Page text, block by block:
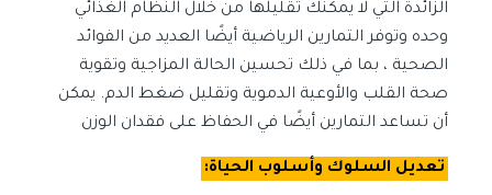
الزائدة التي لا يمكنك تقليلها من خلال النظام الغذائي
وحده وتوفر التمارين الرياضية أيضًا العديد من الفوائد
الصحية ، بما في ذلك تحسين الحالة المزاجية وتقوية
صحة القلب والأوعية الدموية وتقليل ضغط الدم. يمكن
أن تساعد التمارين أيضًا في الحفاظ على فقدان الوزن
تعديل السلوك وأسلوب الحياة: